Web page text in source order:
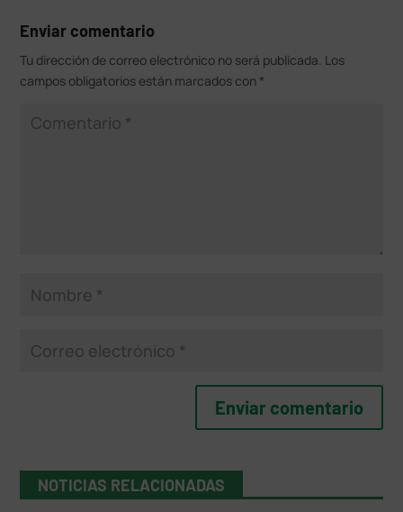
Enviar comentario
Tu dirección de correo electrónico no será publicada. Los
campos obligatorios están marcados con *
NOTICIAS RELACIONADAS